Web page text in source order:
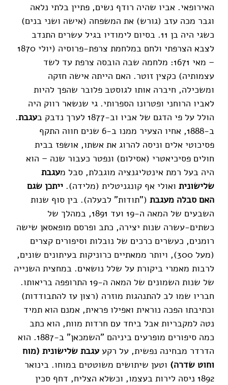
האירופאי. אביו שהיה רודף נשים, פתיין בלתי נלאה
וגבר מכה עזב (גורש) את המשפחה (אישה ושני בנים)
כשגי היה בן 11. בסיום לימודיו בגיל עשרים התנדב
לצבא הצרפתי ולחם במלחמת צרפת-פרוסיה (יולי 1870
– מאי 1671: מלחמה שבה הובסה צרפת עד לשד
עצמותיה) כקצין זוטר. האם הייתה אישה חזקה
ומשכילה, חיברה אותו לגוסטב פלובר שהפך להיות
לאביו הרוחני ופטרונו הספרותי. גי שנשאר רווק היה
הולל על פי הדגם של אביו וב-1877 לערך נדבק ב
עגבת.
ב-1888, אחיו הצעיר ממנו ב-6 שנים חווה התקף
פסיכוטי אלים וניסה להרוג את אשתו, אושפז בבית
חולים פסיכיאטרי (אסילום) ונפטר כעבור שנה – הוא
היה בעל רמת אינטליגנציה מוגבלת, סבל מעגבת
שלישוניתואולי אף קונגניטלית (מלידה). ייתכן שגם
האם סבלה מעגבת("תודות" לבעלה). בין סוף שנות
השבעים של המאה ה-19 ועד 1891, במהלך של
כשתים-עשרה שנות יצירה, כתב ופרסם מופאסאן שישה
רומנים, כעשרים כרכים של נובלות וסיפורים קצרים
(מעל 300), ויותר ממאתיים כרוניקות בעיתונים שונים,
לרבות מאמרי ביקורת על שלל נושאים. במחצית השנייה
של שנות השמונים של המאה ה-19 התרופפה בריאותו.
חבריו שמו לב להתנהגות מוזרה (רצון עז להתבודדות)
וכתיבתו הפכה נוראית ואפילו פראית, אמנם הוא תמיד
נטה למקבריות אבל ביחד עם חרדות מוות, הוא כתב
כמה סיפורים מופרעים ביניהם "השמכאן" ב-1887. הוא
הדרדר מבחינה נפשית, על רקע עגבת שלישונית (מוח
וחוט שדרה) וטען שיתושים משוטטים במוחו. בינואר
1892 ניסה לירות בעצמו, וכשלא הצליח, דחף סכין